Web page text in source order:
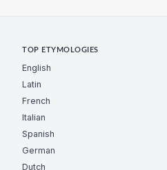
TOP ETYMOLOGIES
English
Latin
French
Italian
Spanish
German
Dutch